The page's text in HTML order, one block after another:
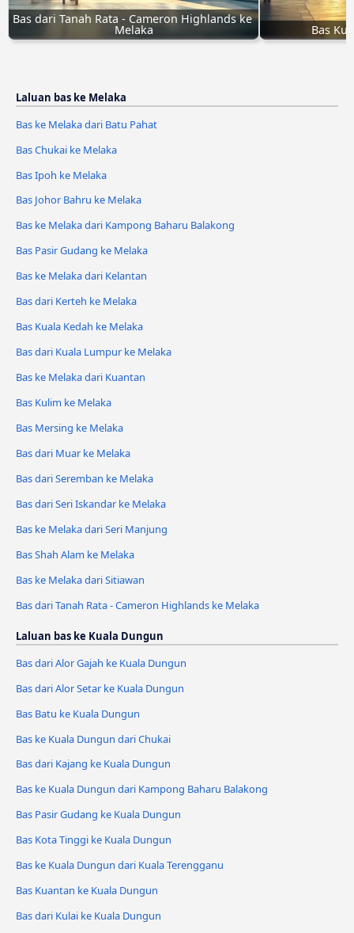
Bas dari Tanah Rata - Cameron Highlands ke
Melaka Bas
Laluan bas ke Melaka
Bas ke Melaka dari Batu Pahat
Bas Chukai ke Melaka
Bas Ipoh ke Melaka
Bas Johor Bahru ke Melaka
Bas ke Melaka dari Kampong Baharu Balakong
Bas Pasir Gudang ke Melaka
Bas ke Melaka dari Kelantan
Bas dari Kerteh ke Melaka
Bas Kuala Kedah ke Melaka
Bas dari Kuala Lumpur ke Melaka
Bas ke Melaka dari Kuantan
Bas Kulim ke Melaka
Bas Mersing ke Melaka
Bas dari Muar ke Melaka
Bas dari Seremban ke Melaka
Bas dari Seri Iskandar ke Melaka
Bas ke Melaka dari Seri Manjung
Bas Shah Alam ke Melaka
Bas ke Melaka dari Sitiawan
Bas dari Tanah Rata - Cameron Highlands ke Melaka
Laluan bas ke Kuala Dungun
Bas dari Alor Gajah ke Kuala Dungun
Bas dari Alor Setar ke Kuala Dungun
Bas Batu ke Kuala Dungun
Bas ke Kuala Dungun dari Chukai
Bas dari Kajang ke Kuala Dungun
Bas ke Kuala Dungun dari Kampong Baharu Balakong
Bas Pasir Gudang ke Kuala Dungun
Bas Kota Tinggi ke Kuala Dungun
Bas ke Kuala Dungun dari Kuala Terengganu
Bas Kuantan ke Kuala Dungun
Bas dari Kulai ke Kuala Dungun